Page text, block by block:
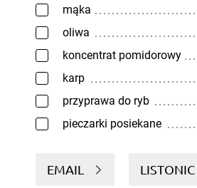
mąka
oliwa
koncentrat pomidorowy
karp
przyprawa do ryb
pieczarki posiekane
EMAIL LISTONIC